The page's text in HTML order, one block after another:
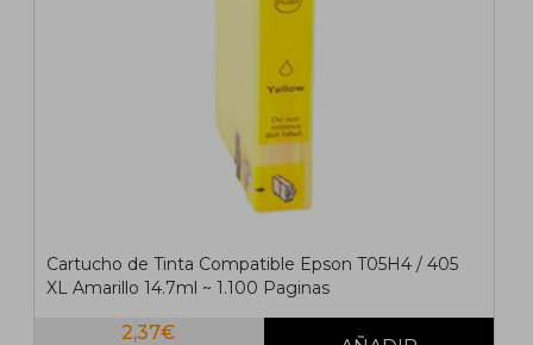
Cartucho de Tinta Compatible Epson T05H4 / 405
XL Amarillo 14.7ml ~ 1.100 Paginas
2,37€